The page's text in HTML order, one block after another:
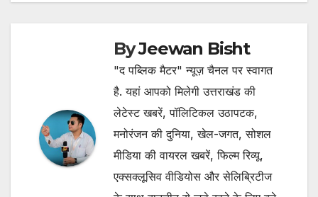
ByJeewan Bisht
"द पब्लिक मैटर" न्यूज़ चैनल पर स्वागत
है. यहां आपको मिलेगी उत्तराखंड की
लेटेस्ट खबरें, पॉलिटिकल उठापटक,
मनोरंजन की दुनिया, खेल-जगत, सोशल
मीडिया की वायरल खबरें, फिल्म रिव्यू,
एक्सक्लूसिव वीडियोस और सेलिब्रिटीज